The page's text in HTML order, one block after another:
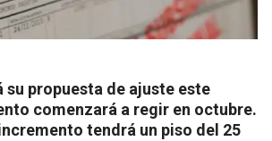
su propuesta de ajuste este
comenzará a regir en octubre.
tendrá un piso del 25